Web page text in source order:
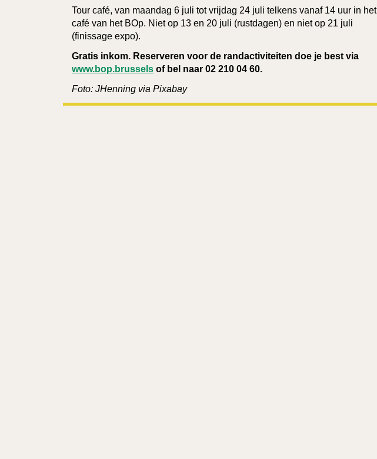
Tour café, van maandag 6 juli tot vrijdag 24 juli telkens vanaf 14 uur in het
café van het BOp. Niet op 13 en 20 juli (rustdagen) en niet op 21 juli
(finissage expo).
Gratis inkom. Reserveren voor de randactiviteiten doe je best via
www.bop.brussels of bel naar 02 210 04 60.
Foto: JHenning via Pixabay